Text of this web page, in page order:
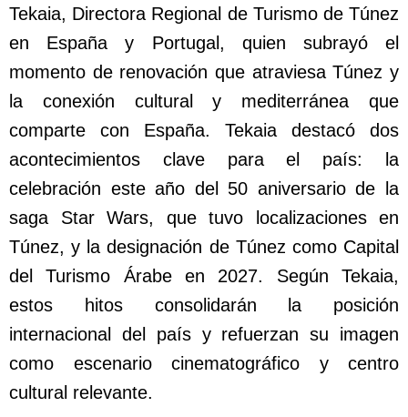
Tekaia, Directora Regional de Turismo de Túnez
en España y Portugal, quien subrayó el
momento de renovación que atraviesa Túnez y
la conexión cultural y mediterránea que
comparte con España. Tekaia destacó dos
acontecimientos clave para el país: la
celebración este año del 50 aniversario de la
saga Star Wars, que tuvo localizaciones en
Túnez, y la designación de Túnez como Capital
del Turismo Árabe en 2027. Según Tekaia,
estos hitos consolidarán la posición
internacional del país y refuerzan su imagen
como escenario cinematográfico y centro
cultural relevante.